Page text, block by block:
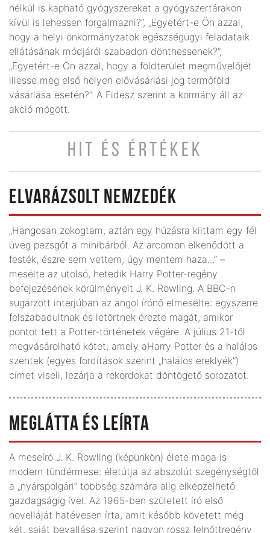
nélkül is kapható gyógyszereket a gyógyszertárakon
kívül is lehessen forgalmazni?”, „Egyetért-e Ön azzal,
hogy a helyi önkormányzatok egészségügyi feladataik
ellátásának módjáról szabadon dönthessenek?”,
„Egyetért-e Ön azzal, hogy a földterület megművelőjét
illesse meg első helyen elővásárlási jog termőföld
vásárlása esetén?”. A Fidesz szerint a kormány áll az
akció mögött.
HIT ÉS ÉRTÉKEK
ELVARÁZSOLT NEMZEDÉK
„Hangosan zokogtam, aztán egy húzásra kiittam egy fél
üveg pezsgőt a minibárból. Az arcomon elkenődött a
festék, észre sem vettem, úgy mentem haza...” –
mesélte az utolsó, hetedik Harry Potter-regény
befejezésének körülményeit J. K. Rowling. A BBC-n
sugárzott interjúban az angol írónő elmesélte: egyszerre
felszabadultnak és letörtnek érezte magát, amikor
pontot tett a Potter-történetek végére. A július 21-től
megvásárolható kötet, amely aHarry Potter és a halálos
szentek (egyes fordítások szerint „halálos ereklyék”)
címet viseli, lezárja a rekordokat döntögető sorozatot.
MEGLÁTTA ÉS LEÍRTA
A meseíró J. K. Rowling (képünkön) élete maga is
modern tündérmese: életútja az abszolút szegénységtől
a „nyárspolgári” többség számára alig elképzelhető
gazdagságig ível. Az 1965-ben született író első
novelláját hatévesen írta, amit később követett még
két, saját bevallása szerint nagyon rossz felnőttregény